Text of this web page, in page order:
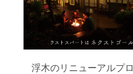
浮木のリニューアルプロ